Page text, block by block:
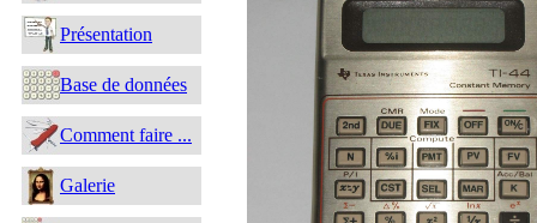
Présentation
Base de données
Comment faire ...
Galerie